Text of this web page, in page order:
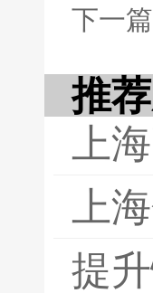
下一
推
上
上
提